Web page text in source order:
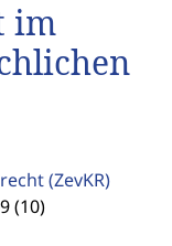
im
(ZevKR)
(10)